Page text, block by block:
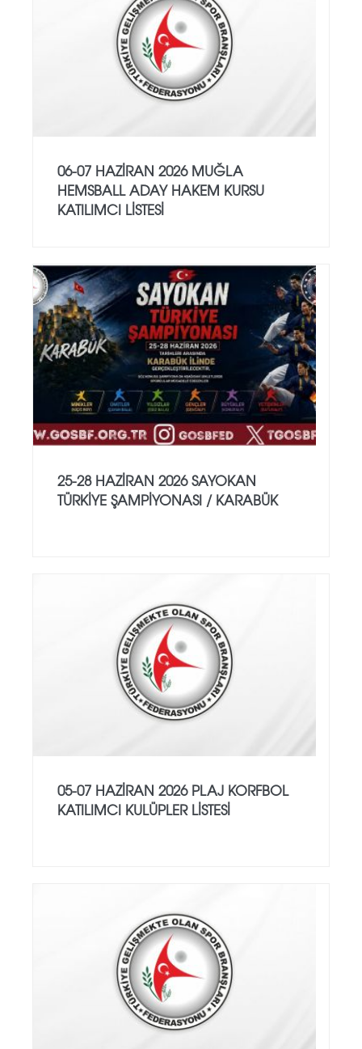
06-07 HAZİRAN 2026 MUĞLA
HEMSBALL ADAY HAKEM KURSU
KATILIMCI LİSTESİ
25-28 HAZİRAN 2026 SAYOKAN
TÜRKİYE ŞAMPİYONASI / KARABÜK
05-07 HAZİRAN 2026 PLAJ KORFBOL
KATILIMCI KULÜPLER LİSTESİ